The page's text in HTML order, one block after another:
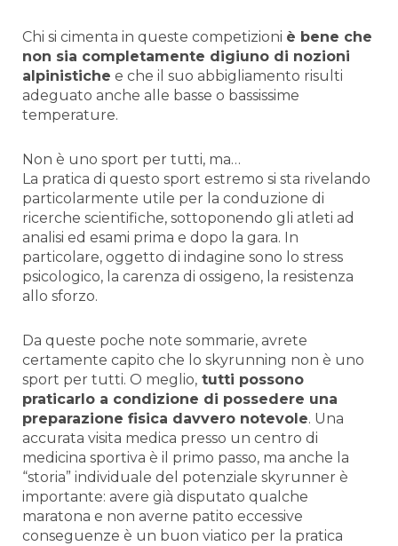
Chi si cimenta in queste competizioni è bene che
non sia completamente digiuno di nozioni
alpinistiche e che il suo abbigliamento risulti
adeguato anche alle basse o bassissime
temperature.
Non è uno sport per tutti, ma…
La pratica di questo sport estremo si sta rivelando
particolarmente utile per la conduzione di
ricerche scientifiche, sottoponendo gli atleti ad
analisi ed esami prima e dopo la gara. In
particolare, oggetto di indagine sono lo stress
psicologico, la carenza di ossigeno, la resistenza
allo sforzo.
Da queste poche note sommarie, avrete
certamente capito che lo skyrunning non è uno
sport per tutti. O meglio, tutti possono
praticarlo a condizione di possedere una
preparazione fisica davvero notevole. Una
accurata visita medica presso un centro di
medicina sportiva è il primo passo, ma anche la
“storia” individuale del potenziale skyrunner è
importante: avere già disputato qualche
maratona e non averne patito eccessive
conseguenze è un buon viatico per la pratica